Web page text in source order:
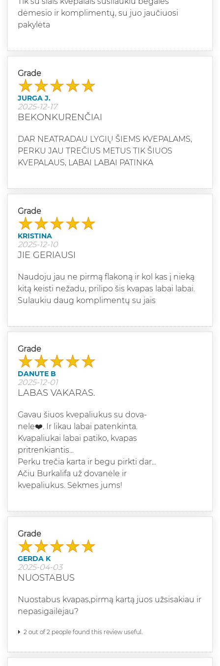
dėmesio ir komplimentų, su juo jaučiuosi
pakylėta
Grade
JURGA J.
2025-12-17
BEKONKURENČIAI
DAR NEATRADAU LYGIŲ ŠIEMS KVEPALAMS,
PERKU JAU TREČIUS METUS TIK ŠIUOS
KVEPALAUS, LABAI LABAI PATINKA
Grade
KRISTINA
2025-12-10
JIE GERIAUSI
Naudoju jau ne pirmą flakoną ir kol kas į nieką
kitą keisti nežadu, prilipo šis kvapas labai labai.
Sulaukiu daug komplimentų su jais
Grade
DANUTE B
2025-12-01
LABAS VAKARAS.
Gavau šiuos kvepaliukus su dova-
nele❤️. Ir likau labai patenkinta.
Kvapaliukai labai patiko, kvapas
pritrenkiantis...
Perku trečia karta ir begu pirkti dar...
Ačiu Burkalifa už dovanėle ir
kvepaliukus. Sėkmes jums!
Grade
GERDA K
2025-04-03
NUOSTABUS
Nuostabus kvapas,pirmą kartą juos užsisakiau ir
nepasigailėjau?
2 out of 2 people found this review useful.